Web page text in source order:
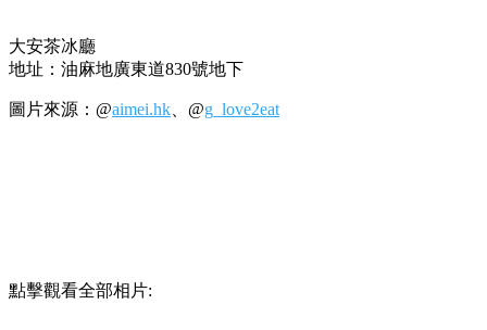
大安茶冰廳
地址：油麻地廣東道830號地下
圖片來源：@aimei.hk 、@g_love2eat
點擊觀看全部相片: